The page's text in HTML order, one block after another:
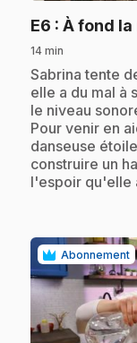
E6 : À fond
14 min
.Sabrina tente
elle a du mal à
le niveau
Pour venir en
danseuse
construire un
l'espoir qu'elle
Abonnement